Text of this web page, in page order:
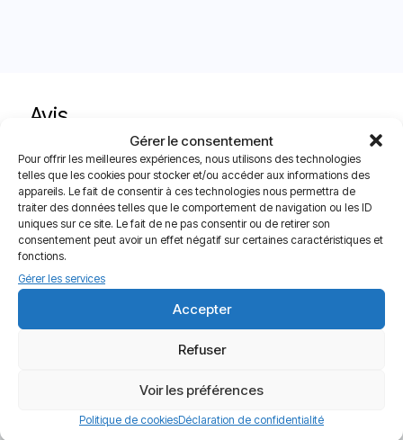
Gérer le consentement
Pour offrir les meilleures expériences, nous utilisons des technologies
telles que les cookies pour stocker et/ou accéder aux informations des
appareils. Le fait de consentir à ces technologies nous permettra de
traiter des données telles que le comportement de navigation ou les ID
uniques sur ce site. Le fait de ne pas consentir ou de retirer son
consentement peut avoir un effet négatif sur certaines caractéristiques et
fonctions.
Gérer les services
Accepter
Refuser
Voir les préférences
Politique de cookiesDéclaration de confidentialité
Avis
Il n’y a encore aucun avis
Seuls les clients connectés ayant acheté ce produit ont la
possibilité de laisser un avis.
Livraison offerte à partir de 120€
Paiements sécurisés
Service client
4.80 / 5